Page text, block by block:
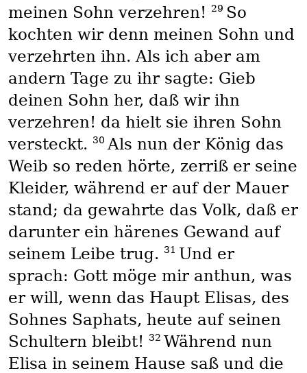
meinen Sohn verzehren!
29 So
kochten wir denn meinen Sohn und
verzehrten ihn. Als ich aber am
andern Tage zu ihr sagte: Gieb
deinen Sohn her, daß wir ihn
verzehren! da hielt sie ihren Sohn
versteckt. 30 Als nun der König das
Weib so reden hörte, zerriß er seine
Kleider, während er auf der Mauer
stand; da gewahrte das Volk, daß er
darunter ein härenes Gewand auf
seinem Leibe trug. 31 Und er
sprach: Gott möge mir anthun, was
er will, wenn das Haupt Elisas, des
Sohnes Saphats, heute auf seinen
Schultern bleibt!
32 Während nun
Elisa in seinem Hause saß und die